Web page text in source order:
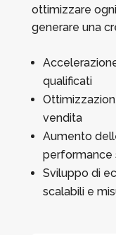
ottimizzare
generare una
qualificati
vendita
Aumento
performance
Sviluppo di
scalabili e